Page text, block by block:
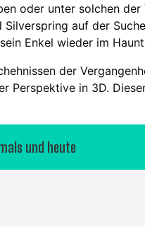
oder unter solchen der
auf der
Enkel wieder im
der
Perspektive in 3D.
und heute